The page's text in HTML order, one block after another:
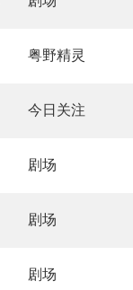
粤野精灵
今日关注
剧场
剧场
剧场